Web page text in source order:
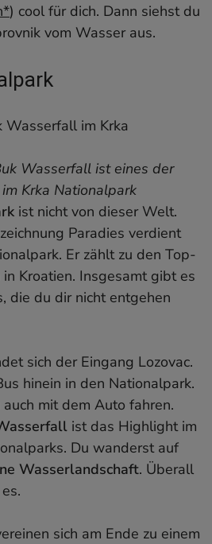
) cool für dich. Dann siehst du
vom Wasser aus.
Wasserfall ist eines der
Krka Nationalpark
ist nicht von dieser Welt.
Paradies verdient
Er zählt zu den Top-
Kroatien. Insgesamt gibt es
die du dir nicht entgehen
sich der Eingang Lozovac.
hinein in den Nationalpark.
mit dem Auto fahren.
ist das Highlight im
Du wanderst auf
Wasserlandschaft. Überall
sich am Ende zu einem